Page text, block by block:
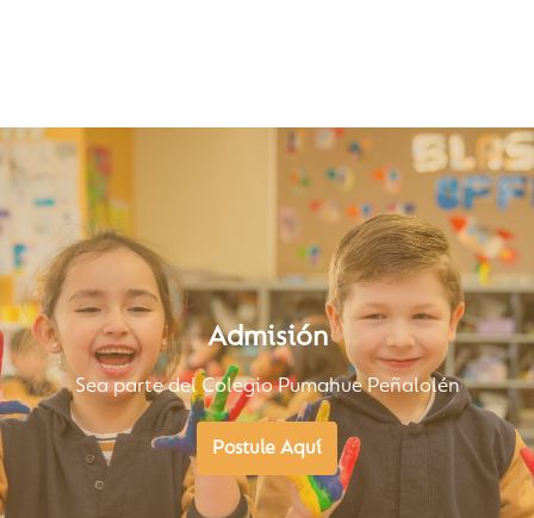
Admisión
Sea parte del Colegio Pumahue Peñalolén
Postule Aquí